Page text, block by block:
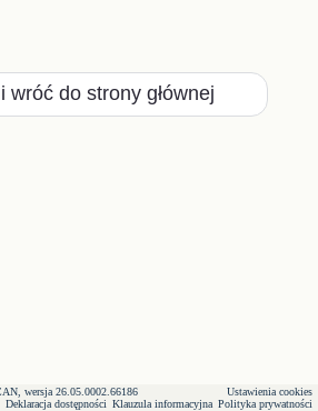
wróć do strony głównej
wersja 26.05.0002.66186
Ustawienia cookies
Polityka prywatności
Klauzula informacyjna
Deklaracja dostępności